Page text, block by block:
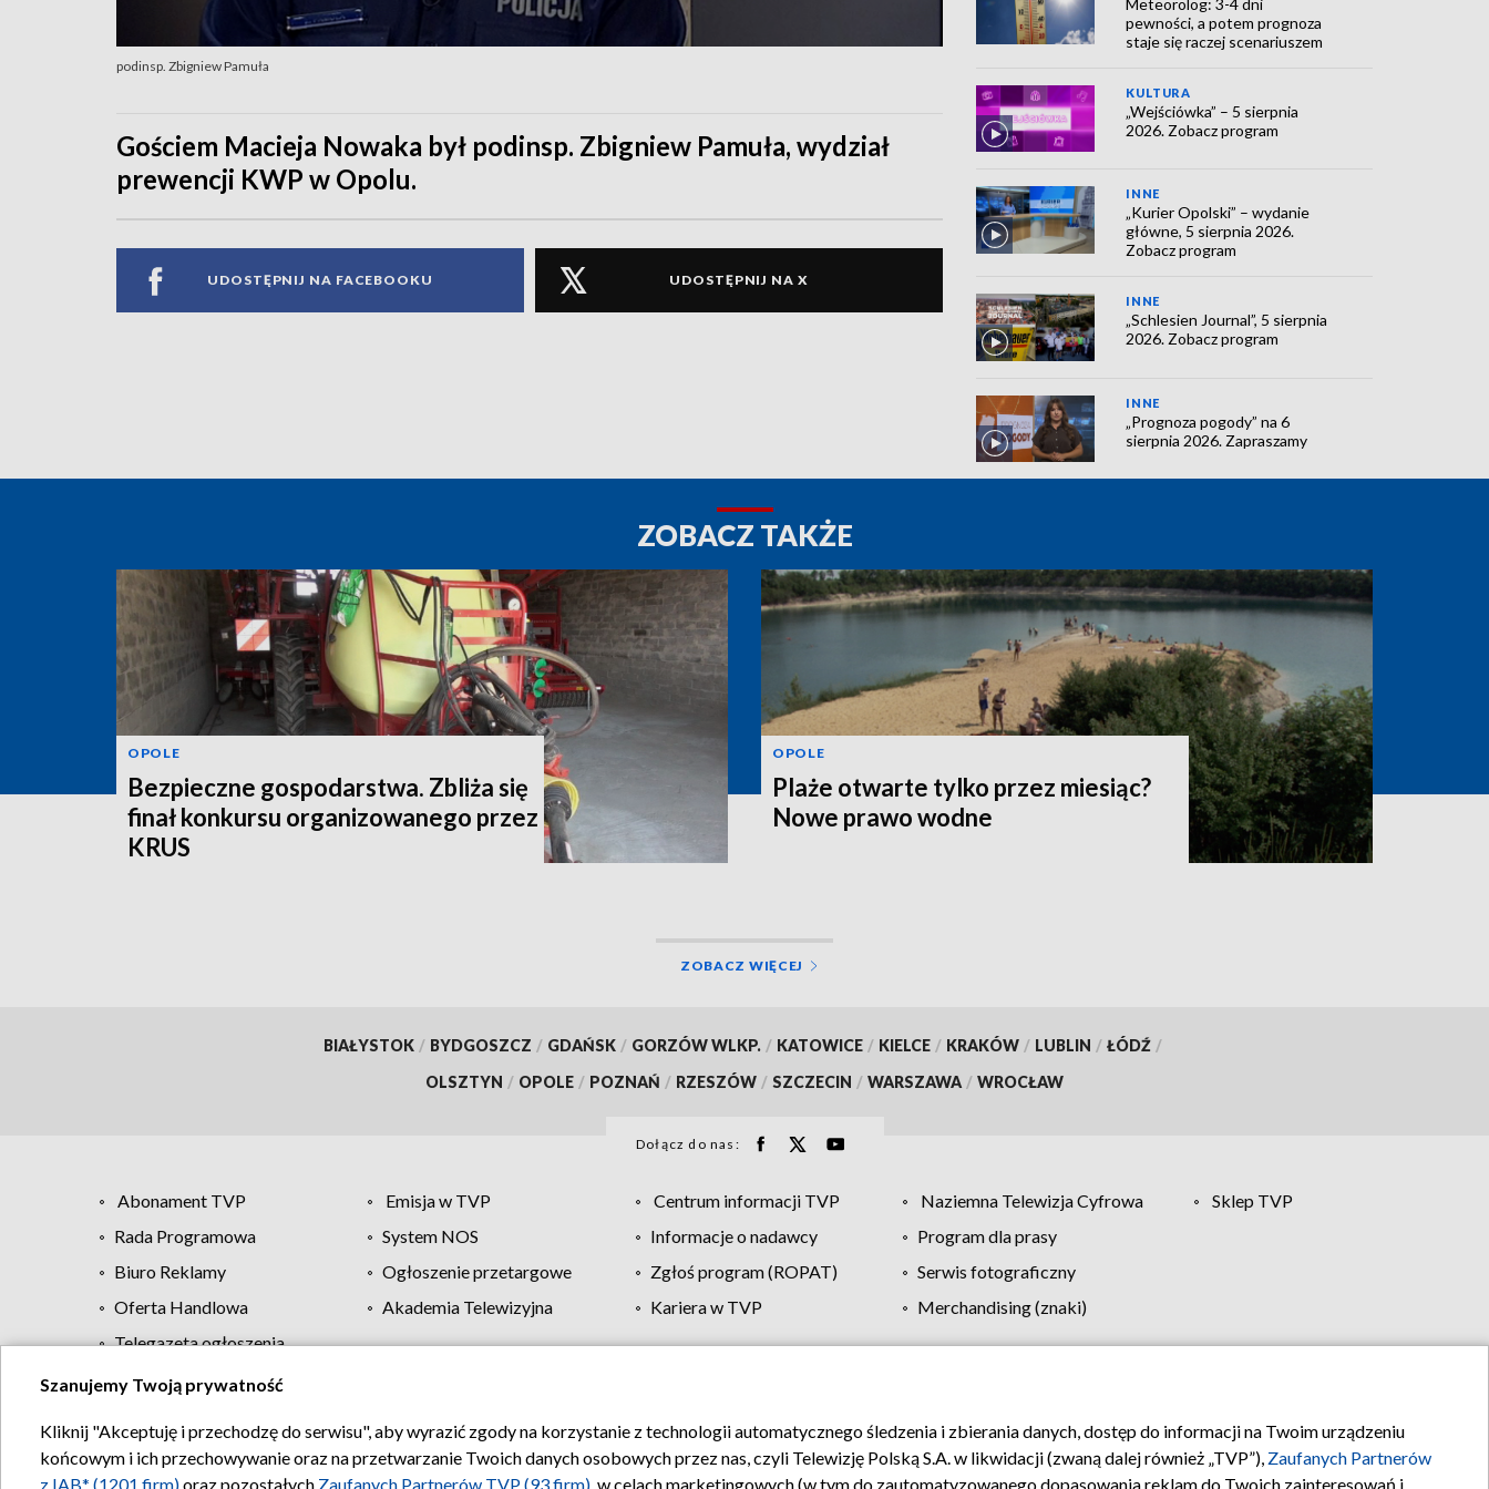
podinsp. Zbigniew Pamuła
Gościem Macieja Nowaka był podinsp. Zbigniew Pamuła, wydział
prewencji KWP w Opolu.
UDOSTĘPNIJ NA FACEBOOKU UDOSTĘPNIJ NA X
pewności, a potem prognoza
staje się raczej scenariuszem
KULTURA
„Wejściówka” – 5 sierpnia
2026. Zobacz program
INNE
„Kurier Opolski” – wydanie
główne, 5 sierpnia 2026.
Zobacz program
INNE
„Schlesien Journal”, 5 sierpnia
2026. Zobacz program
INNE
„Prognoza pogody” na 6
sierpnia 2026. Zapraszamy
ZOBACZ TAKŻE
OPOLE
Bezpieczne gospodarstwa. Zbliża się
finał konkursu organizowanego przez
KRUS
OPOLE
Plaże otwarte tylko przez miesiąc?
Nowe prawo wodne
ZOBACZ WIĘCEJ
BIAŁYSTOK / BYDGOSZCZ / GDAŃSK / GORZÓW WLKP. / KATOWICE / KIELCE / KRAKÓW / LUBLIN / ŁÓDŹ /
OLSZTYN / OPOLE / POZNAŃ / RZESZÓW / SZCZECIN / WARSZAWA / WROCŁAW
Dołącz do nas:
Abonament TVP Emisja w TVP Centrum informacji TVP Naziemna Telewizja Cyfrowa
Sklep TVP
Rada Programowa
System NOS Informacje o nadawcy
Program dla prasy
Biuro Reklamy
Ogłoszenie przetargowe Zgłoś program (ROPAT)
Serwis fotograficzny
Oferta Handlowa
Akademia Telewizyjna Kariera w TVP
Merchandising (znaki)
Telegazeta ogłoszenia
Regulamin TVP Polityka prywatności Moje zgody Pomoc Biuro reklamy Kontakt
Szanujemy Twoją prywatność
Kliknij "Akceptuję i przechodzę do serwisu", aby wyrazić zgody na korzystanie z technologii automatycznego śledzenia i zbierania danych, dostęp do informacji na Twoim urządzeniu
końcowym i ich przechowywanie oraz na przetwarzanie Twoich danych osobowych przez nas, czyli Telewizję Polską S.A. w likwidacji (zwaną dalej również „TVP”), Zaufanych Partnerów
z IAB* (1201 firm)oraz pozostałych Zaufanych Partnerów TVP (93 firm) , w celach marketingowych (w tym do zautomatyzowanego dopasowania reklam do Twoich zainteresowań i